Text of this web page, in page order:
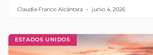
Claudia Franco Alcántara junio 4, 2026
ESTADOS UNIDOS